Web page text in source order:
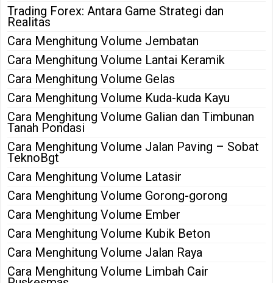
Trading Forex: Antara Game Strategi dan
Realitas
Cara Menghitung Volume Jembatan
Cara Menghitung Volume Lantai Keramik
Cara Menghitung Volume Gelas
Cara Menghitung Volume Kuda-kuda Kayu
Cara Menghitung Volume Galian dan Timbunan
Tanah Pondasi
Cara Menghitung Volume Jalan Paving – Sobat
TeknoBgt
Cara Menghitung Volume Latasir
Cara Menghitung Volume Gorong-gorong
Cara Menghitung Volume Ember
Cara Menghitung Volume Kubik Beton
Cara Menghitung Volume Jalan Raya
Cara Menghitung Volume Limbah Cair